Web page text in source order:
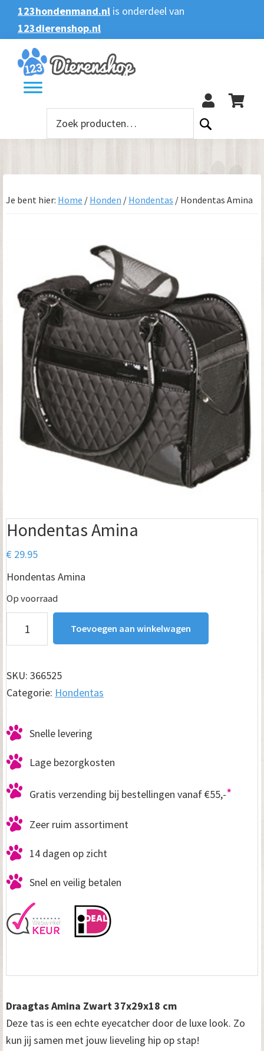
Spring
naar
de
hoofdnavigatie
Door
naar
de
hoofd
inhoud
Spring
naar
de
voettekst
123hondenmand.nl is onderdeel van
123dierenshop.nl
Zoeken
Zoeken
naar:
Je bent hier: Home / Honden / Hondentas / Hondentas Amina
Hondentas Amina
€ 29.95
Hondentas Amina
Op voorraad
Amina
Toevoegen aan winkelwagen
SKU: 366525
Categorie: Hondentas
Snelle levering
Lage bezorgkosten
Gratis verzending bij bestellingen vanaf €55,-*
Zeer ruim assortiment
14 dagen op zicht
Snel en veilig betalen
Draagtas Amina Zwart 37x29x18 cm
Deze tas is een echte eyecatcher door de luxe look. Zo
kun jij samen met jouw lieveling hip op stap!